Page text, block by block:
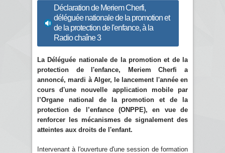
Déclaration de Meriem Cherfi,
déléguée nationale de la promotion et
de la protection de l'enfance, à la
Radio chaîne 3
La Déléguée nationale de la promotion et de la
protection de l'enfance, Meriem Cherfi a
annoncé, mardi à Alger, le lancement l'année en
cours d'une nouvelle application mobile par
l’Organe national de la promotion et de la
protection de l’enfance (ONPPE), en vue de
renforcer les mécanismes de signalement des
atteintes aux droits de l'enfant.
Intervenant à l'ouverture d'une session de formation